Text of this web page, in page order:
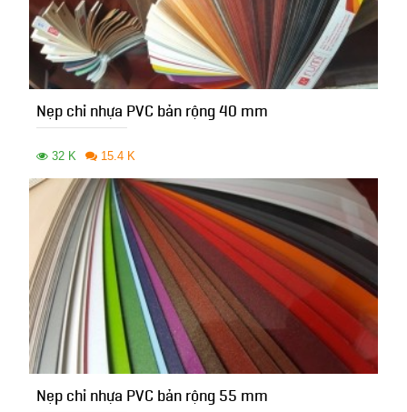
Nẹp chỉ nhựa PVC bản rộng 40 mm
32 K 15.4 K
Nẹp chỉ nhựa PVC bản rộng 55 mm